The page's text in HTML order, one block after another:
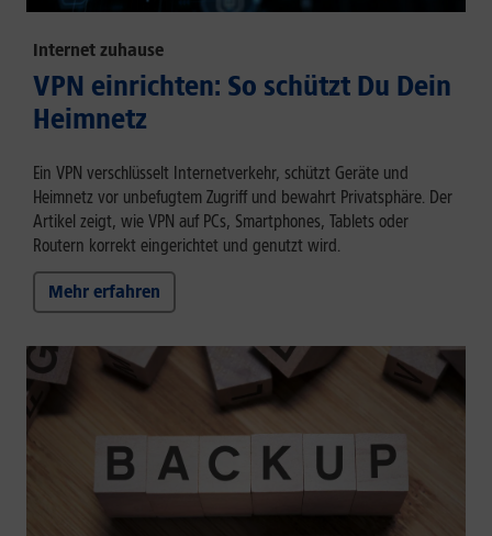
Internet zuhause
VPN einrichten: So schützt Du Dein
Heimnetz
Ein VPN verschlüsselt Internetverkehr, schützt Geräte und
Heimnetz vor unbefugtem Zugriff und bewahrt Privatsphäre. Der
Artikel zeigt, wie VPN auf PCs, Smartphones, Tablets oder
Routern korrekt eingerichtet und genutzt wird.
Mehr erfahren